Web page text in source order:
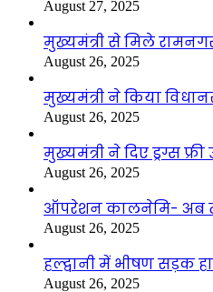
August 27, 2025
मुख्यमंत्री से मिले
August 26, 2025
मुख्यमंत्री ने किया
August 26, 2025
मुख्यमंत्री ने दिए ड्रग्स
August 26, 2025
ऑपरेशन कालनेमि- अब
August 26, 2025
हल्द्वानी में भीषण सड़क
August 26, 2025